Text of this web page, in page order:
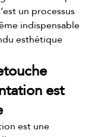
un processus
indispensable
esthétique
est
est une